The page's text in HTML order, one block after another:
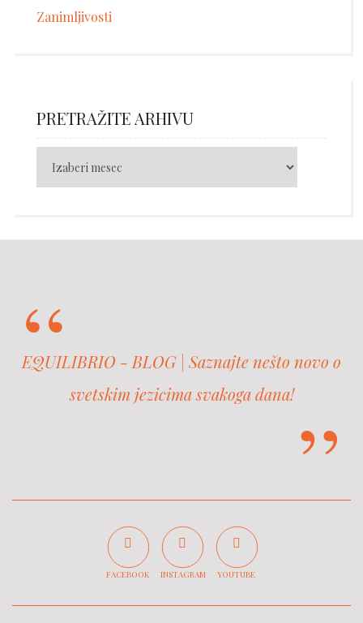
Zanimljivosti
PRETRAŽITE ARHIVU
EQUILIBRIO - BLOG | Saznajte nešto novo o
svetskim jezicima svakoga dana!
FACEBOOK INSTAGRAM YOUTUBE